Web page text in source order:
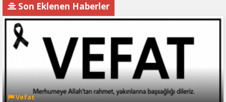
Son Eklenen Haberler
Vefat